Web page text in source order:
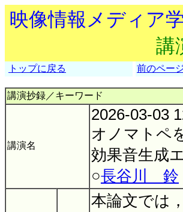
映像情報メディア
講
トップに戻る 前のペー
講演抄録／キーワード
講演名
2026-03-03
オノマトペ
効果音生成
○長谷川 鈴
本論文では